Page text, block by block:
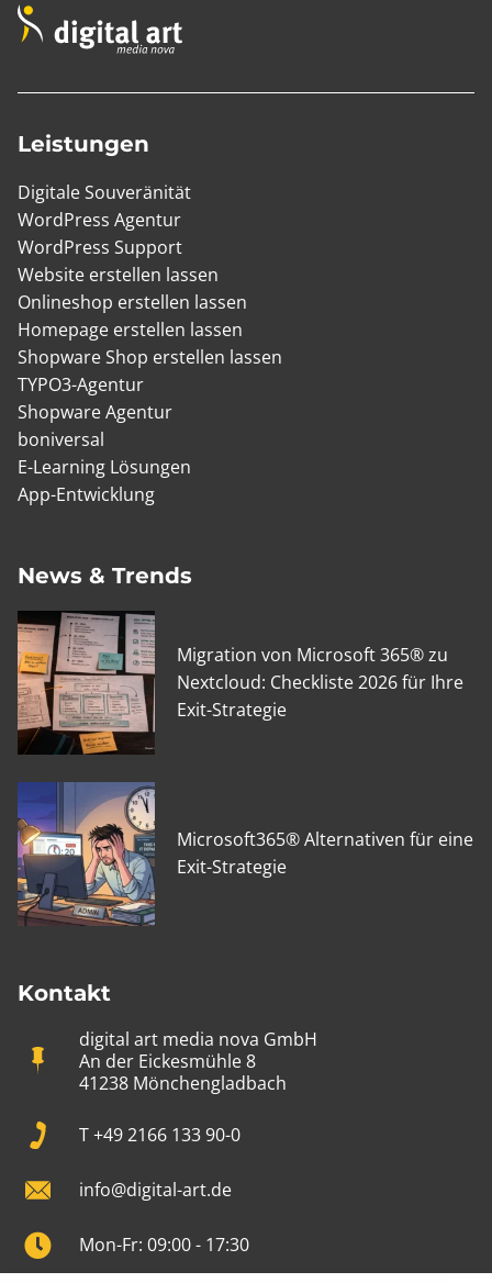
Leistungen
Digitale Souveränität
WordPress Agentur
WordPress Support
Website erstellen lassen
Onlineshop erstellen lassen
Homepage erstellen lassen
Shopware Shop erstellen lassen
TYPO3-Agentur
Shopware Agentur
boniversal
E-Learning Lösungen
App-Entwicklung
News & Trends
Migration von Microsoft 365® zu
Nextcloud: Checkliste 2026 für Ihre
Exit-Strategie
Microsoft365® Alternativen für eine
Exit-Strategie
Kontakt
digital art media nova GmbH
An der Eickesmühle 8
41238 Mönchengladbach
T +49 2166 133 90-0
info@digital-art.de
Mon-Fr: 09:00 - 17:30